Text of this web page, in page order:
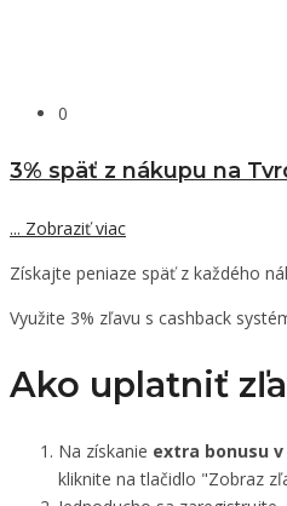
0
3% späť z nákupu na
... Zobraziť viac
Získajte peniaze späť z každého
Využite 3% zľavu s cashback
Ako uplatniť
Na získanie extra bonusu
kliknite na tlačidlo "Zobraz